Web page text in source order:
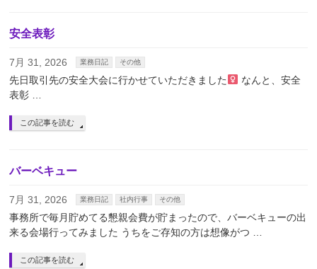
安全表彰
7月 31, 2026 業務日記 その他
先日取引先の安全大会に行かせていただきました‍
なんと、安全
表彰 …
この記事を読む
バーベキュー
7月 31, 2026 業務日記 社内行事 その他
事務所で毎月貯めてる懇親会費が貯まったので、バーベキューの出
来る会場行ってみました うちをご存知の方は想像がつ …
この記事を読む